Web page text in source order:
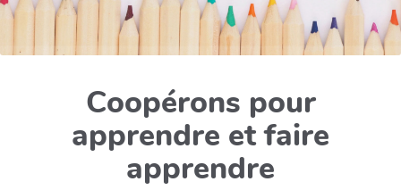
Coopérons pour
apprendre et faire
apprendre